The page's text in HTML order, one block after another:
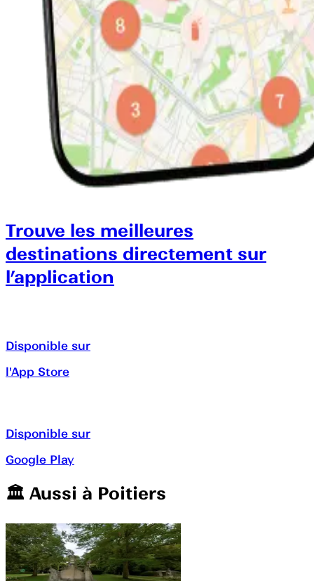
Trouve les meilleures
destinations directement sur
l’application
Disponible sur
l'App Store
Disponible sur
Google Play
🏛️️ Aussi à Poitiers